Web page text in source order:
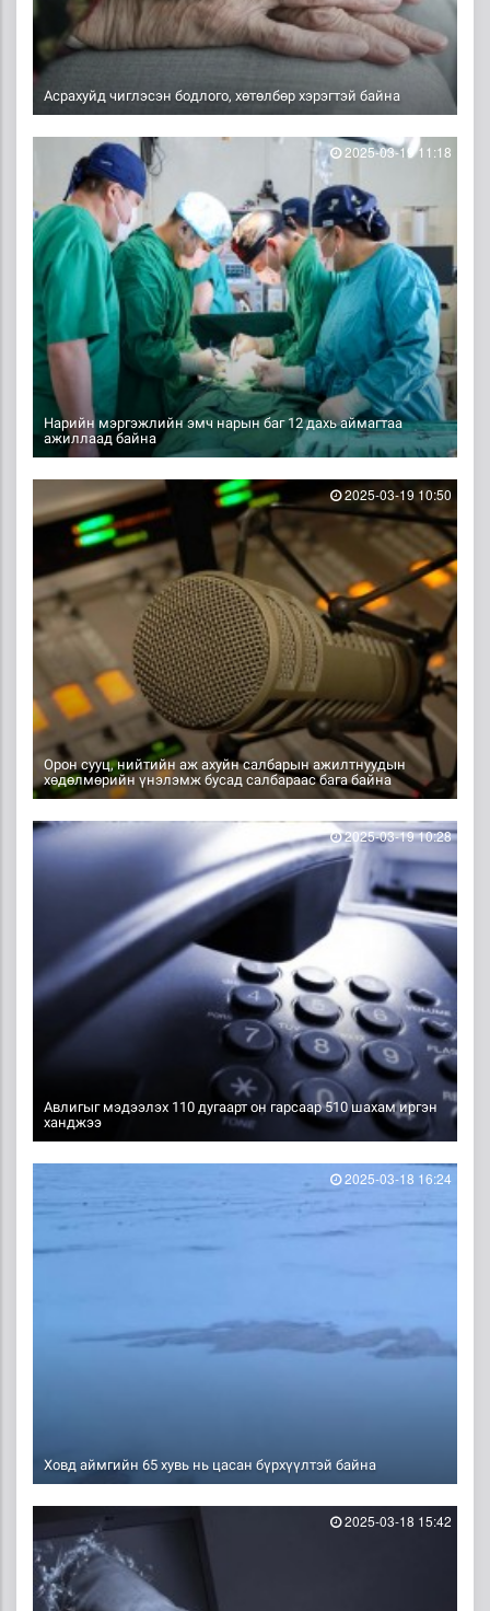
Асрахуйд чиглэсэн бодлого, хөтөлбөр хэрэгтэй байна
Нарийн мэргэжлийн эмч нарын баг 12 дахь аймагтаа
ажиллаад байна
2025-03-19 11:18
Орон сууц, нийтийн аж ахуйн салбарын ажилтнуудын
хөдөлмөрийн үнэлэмж бусад салбараас бага байна
2025-03-19 10:50
Авлигыг мэдээлэх 110 дугаарт он гарсаар 510 шахам иргэн
ханджээ
2025-03-19 10:28
Ховд аймгийн 65 хувь нь цасан бүрхүүлтэй байна
2025-03-18 16:24
2025-03-18 15:42